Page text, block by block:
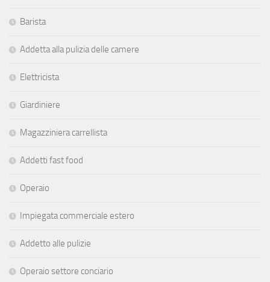
Barista
Addetta alla pulizia delle camere
Elettricista
Giardiniere
Magazziniera carrellista
Addetti fast food
Operaio
Impiegata commerciale estero
Addetto alle pulizie
Operaio settore conciario